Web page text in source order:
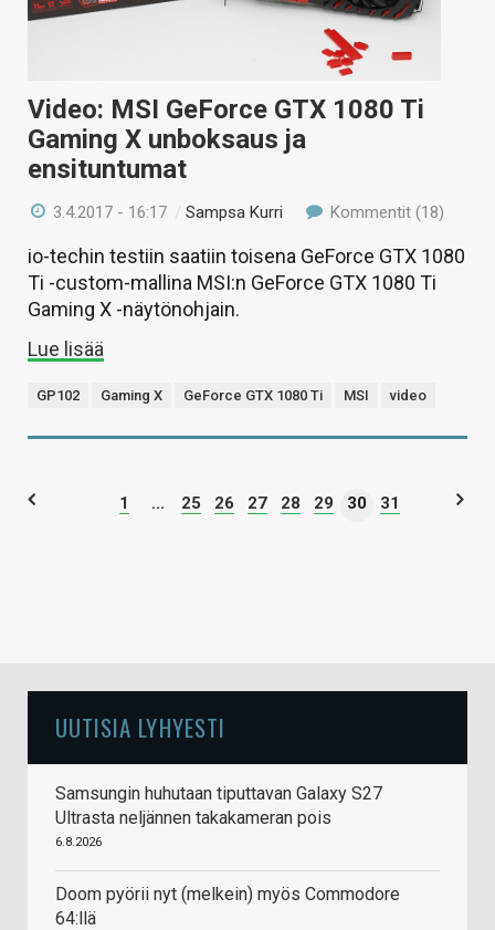
Video: MSI GeForce GTX 1080 Ti
Gaming X unboksaus ja
ensituntumat
3.4.2017 - 16:17 /Sampsa Kurri Kommentit (18)
io-techin testiin saatiin toisena GeForce GTX 1080
Ti -custom-mallina MSI:n GeForce GTX 1080 Ti
Gaming X -näytönohjain.
Lue lisää
GP102 Gaming X GeForce GTX 1080 Ti MSI video
1 ... 25 26 27 28 29 30 31
UUTISIA LYHYESTI
Samsungin huhutaan tiputtavan Galaxy S27
Ultrasta neljännen takakameran pois
6.8.2026
Doom pyörii nyt (melkein) myös Commodore
64:llä